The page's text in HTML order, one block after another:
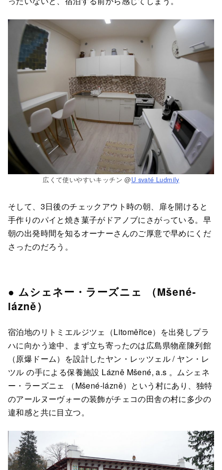
広くて使いやすいキッチン @U svaté Ludmily
そして、3日後のチェックアウト時の朝、扉を開けると
手作りのパイと焼き菓子がドアノブにさがっている。早
朝の出発時間を知るオーナーさんのご厚意で早めにくだ
さったのだろう。
● ムシェネー・ラーズニェ （Mšené-
lázně）
宿泊地のリトミエルジツェ（Litoměřice）を出発しプラ
ハに向かう途中、まず立ち寄ったのは広島県物産陳列館
（原爆ドーム）を設計したヤン・レッツェル / ヤン・レ
ツル の手による保養施設 Lázně Mšené, a.s 。ムシェネ
ー・ラーズニェ （Mšené-lázně）という村にあり、独特
のアールヌーヴォーの装飾がチェコの田舎の村に多少の
違和感と共に目立つ。